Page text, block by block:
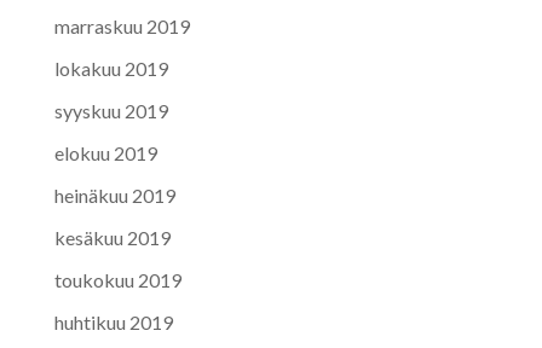
marraskuu 2019
lokakuu 2019
syyskuu 2019
elokuu 2019
heinäkuu 2019
kesäkuu 2019
toukokuu 2019
huhtikuu 2019